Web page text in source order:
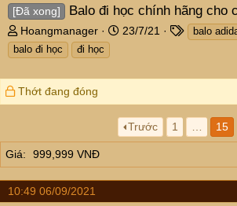
[Đã xong] Balo đi học chính hãng cho
T
h
r
a
d
a
r
t
e
Hoangmanager
N
ử
i
23/7/21
Tbalo
balo đi học
đi học
Thớt đang đóng
Trước 1 15
Giá 999,999 VNĐ
10:49 06/09/2021